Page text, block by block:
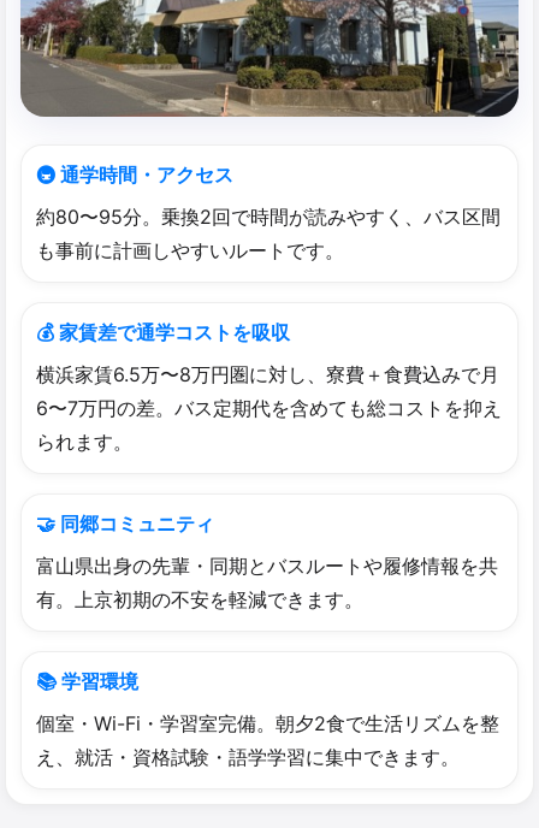
🚇 通学時間・アクセス
約80〜95分。乗換2回で時間が読みやすく、バス区間
も事前に計画しやすいルートです。
💰 家賃差で通学コストを吸収
横浜家賃6.5万〜8万円圏に対し、寮費＋食費込みで月
6〜7万円の差。バス定期代を含めても総コストを抑え
られます。
🤝 同郷コミュニティ
富山県出身の先輩・同期とバスルートや履修情報を共
有。上京初期の不安を軽減できます。
📚 学習環境
個室・Wi-Fi・学習室完備。朝夕2食で生活リズムを整
え、就活・資格試験・語学学習に集中できます。